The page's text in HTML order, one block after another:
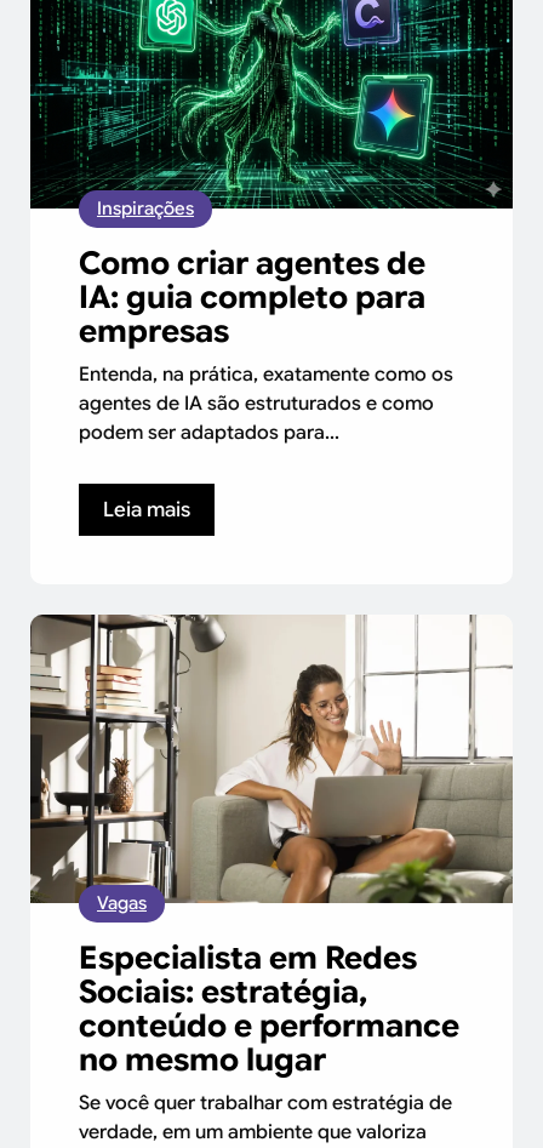
Inspirações
Como criar agentes de
IA: guia completo para
empresas
Entenda, na prática, exatamente como os
agentes de IA são estruturados e como
podem ser adaptados para...
Leia mais
Vagas
Especialista em Redes
Sociais: estratégia,
conteúdo e performance
no mesmo lugar
Se você quer trabalhar com estratégia de
verdade, em um ambiente que valoriza